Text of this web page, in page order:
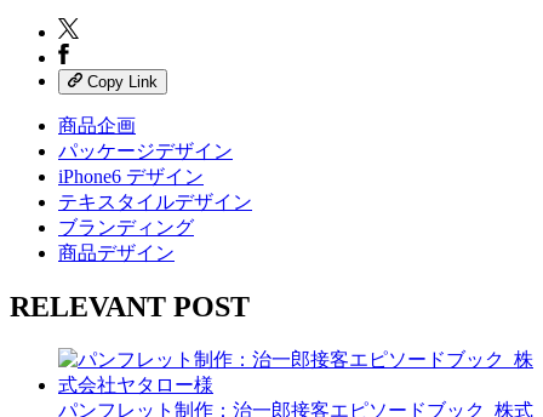
Copy Link
商品企画
パッケージデザイン
iPhone6 デザイン
テキスタイルデザイン
ブランディング
商品デザイン
RELEVANT POST
パンフレット制作：治一郎接客エピソードブック_株式